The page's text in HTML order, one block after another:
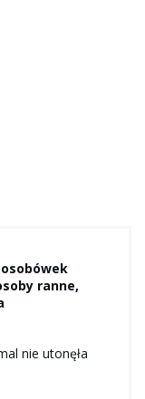
osobówek
ranne,
nie utonęła